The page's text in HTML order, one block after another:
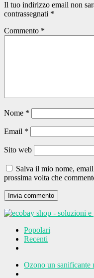
Il tuo indirizzo email non
contrassegnati *
Commento *
Nome *
Email *
Sito web
Salva il mio nome,
prossima volta che
Popolari
Recenti
Ozono un sanificante